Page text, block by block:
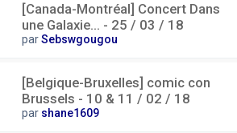
[Canada-Montréal] Concert Dans
une Galaxie... - 25 / 03 / 18
parSebswgougou
[Belgique-Bruxelles] comic con
Brussels - 10 & 11 / 02 / 18
par shane1609